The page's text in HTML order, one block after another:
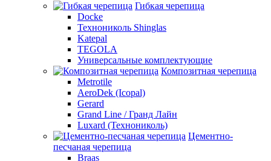
Гибкая черепица
Docke
Технониколь Shinglas
Katepal
TEGOLA
Универсальные комплектующие
Композитная черепица
Metrotile
AeroDek (Icopal)
Gerard
Grand Line / Гранд Лайн
Luxard (Технониколь)
Цементно-
песчаная черепица
Braas